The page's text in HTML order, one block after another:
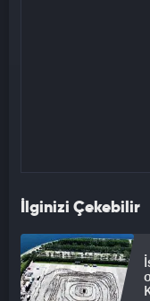
İlginizi Çekebilir